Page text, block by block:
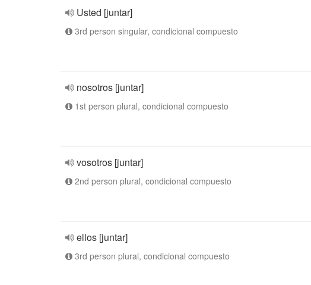
Usted [juntar]
3rd person singular, condicional compuesto
nosotros [juntar]
1st person plural, condicional compuesto
vosotros [juntar]
2nd person plural, condicional compuesto
ellos [juntar]
3rd person plural, condicional compuesto